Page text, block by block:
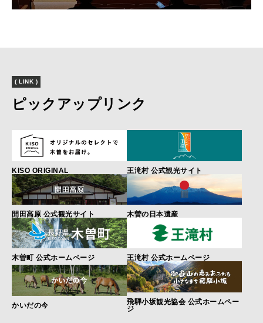
( LINK )
ピックアップリンク
KISO ORIGINAL 王滝村 公式観光サイト
開田高原 公式観光サイト 木曽の日本遺産
木曽町 公式ホームページ 王滝村 公式ホームページ
かいだの今
飛騨小坂観光協会 公式ホームペー
ジ